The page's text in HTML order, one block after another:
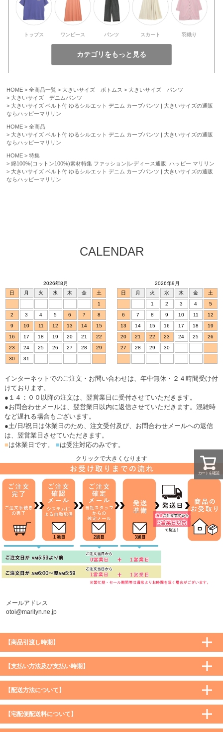
カートを確認
トップス ワンピース パンツ スカート 羽織り
HOME 全商品一覧 大きいサイズ ボトムス
大きいサイズ パンツ
大きいサイズ デニムパンツ
大きいサイズ ベルト付 ゆるシルエット デニム カーブパンツ | 大きいサイズの通販
ならハッピーマリリン
HOME
全商品
大きいサイズ ベルト付 ゆるシルエット デニム カーブパンツ | 大きいサイズの通販
ならハッピーマリリン
HOME
特集
綿100%(コットン100%)素材特集 ファッション|レディース通販| ハッピー マリリン
大きいサイズ ベルト付 ゆるシルエット デニム カーブパンツ | 大きいサイズの通販
ならハッピーマリリン
CALENDAR
2026年8月
日
月 火 水 木 金
土
1
2
3 4 5 6 7
8
9
10 11 12 13 14
15
16
17 18 19 20 21
22
23
24 25 26 27 28
29
30
31
2026年9月
日
月 火 水 木 金
土
1
2 3 4
5
6
7 8 9 10 11
12
13
14 15 16 17 18
19
20
21 22 23 24 25
26
27
28 29 30
インターネットでのご注文・お問い合わせは、年中無休・２４時間受け付
けております。
●１４：００以降の注文は、翌営業日に受付させていただきます。
●お問合わせメールは、翌営業日以内に返信させていただきます。混雑時
など遅れる場合もございます。
●土/日/祝日は休業日のため、注文受付及び、お問合わせメールへの返信
は、翌営業日させていただきます。
■は休業日です。 ■は受注対応のみです。
クリックで大きくなります
メールアドレス
otoi@marilyn.ne.jp
【商品引渡し時期】
【支払い方法及び支払い時期】
【配送方法について】
【宅配便配送料について】